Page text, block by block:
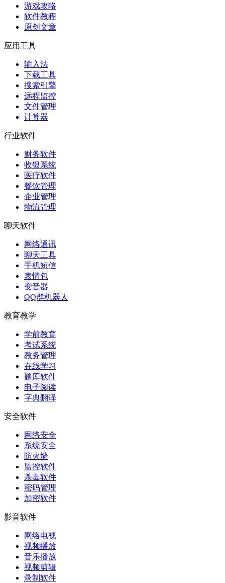
游戏攻略
软件教程
原创文章
应用工具
输入法
下载工具
搜索引擎
远程监控
文件管理
计算器
行业软件
财务软件
收银系统
医疗软件
餐饮管理
企业管理
物流管理
聊天软件
网络通讯
聊天工具
手机短信
表情包
变音器
QQ群机器人
教育教学
学前教育
考试系统
教务管理
在线学习
题库软件
电子阅读
字典翻译
安全软件
网络安全
系统安全
防火墙
监控软件
杀毒软件
密码管理
加密软件
影音软件
网络电视
视频播放
音乐播放
视频剪辑
录制软件